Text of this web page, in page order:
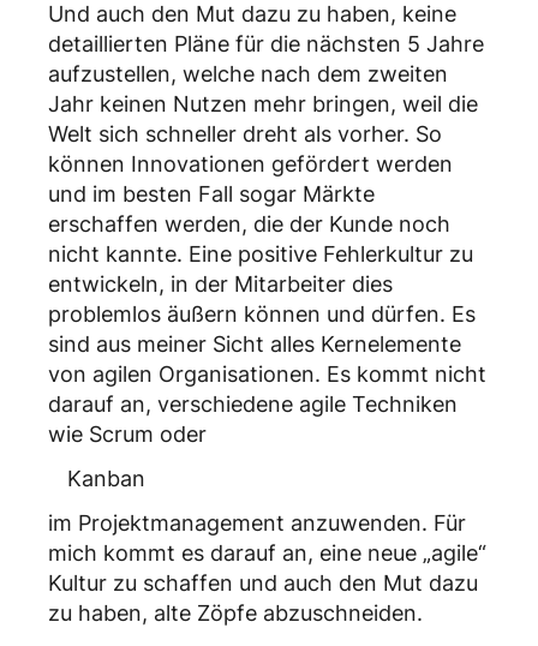
Und auch den Mut dazu zu haben, keine
detaillierten Pläne für die nächsten 5 Jahre
aufzustellen, welche nach dem zweiten
Jahr keinen Nutzen mehr bringen, weil die
Welt sich schneller dreht als vorher. So
können Innovationen gefördert werden
und im besten Fall sogar Märkte
erschaffen werden, die der Kunde noch
nicht kannte. Eine positive Fehlerkultur zu
entwickeln, in der Mitarbeiter dies
problemlos äußern können und dürfen. Es
sind aus meiner Sicht alles Kernelemente
von agilen Organisationen. Es kommt nicht
darauf an, verschiedene agile Techniken
wie Scrum oder
Kanban
im Projektmanagement anzuwenden. Für
mich kommt es darauf an, eine neue „agile“
Kultur zu schaffen und auch den Mut dazu
zu haben, alte Zöpfe abzuschneiden.